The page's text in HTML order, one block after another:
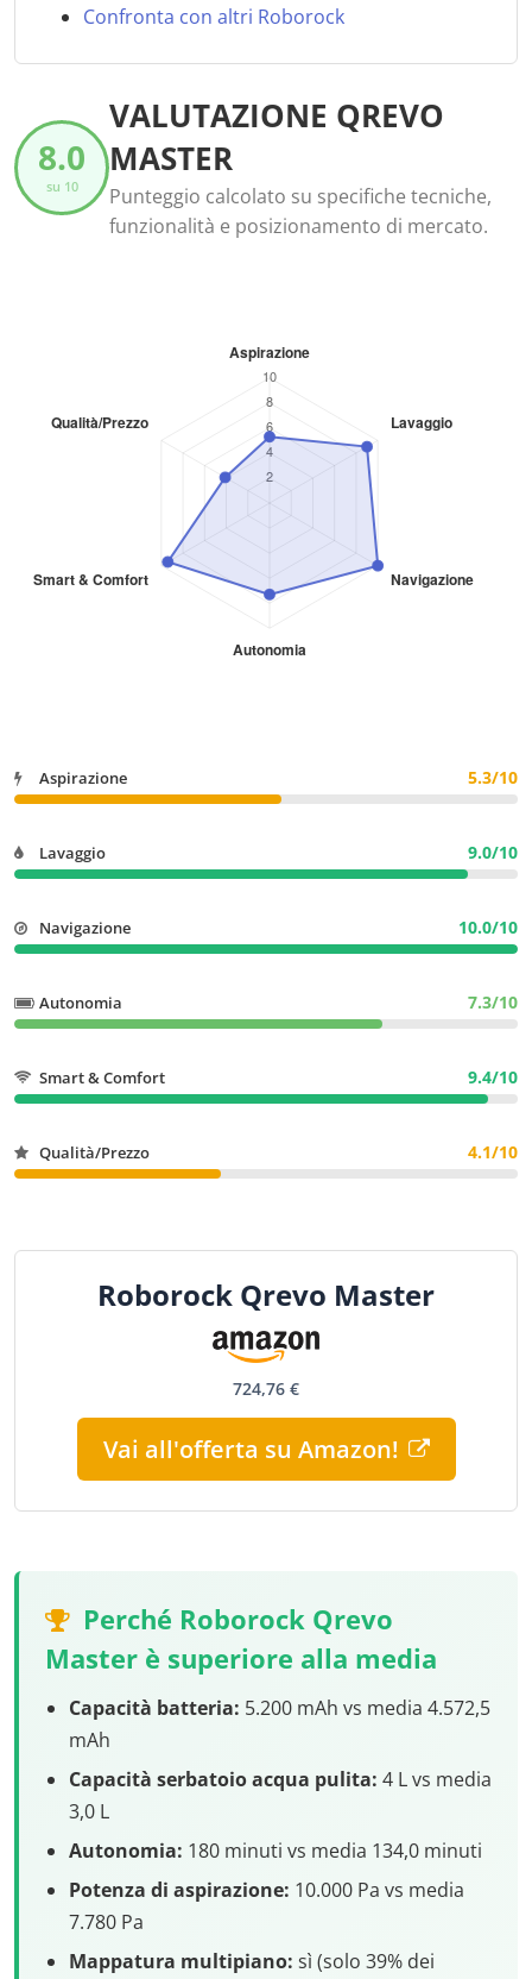
Confronta con altri Roborock
8.0
su 10
VALUTAZIONE QREVO
MASTER
Punteggio calcolato su specifiche tecniche,
funzionalità e posizionamento di mercato.
Aspirazione 5.3/10
Lavaggio 9.0/10
Navigazione 10.0/10
Autonomia 7.3/10
Smart & Comfort 9.4/10
Qualità/Prezzo 4.1/10
Roborock Qrevo Master
724,76 €
Vai all'offerta su Amazon!
Perché Roborock Qrevo
Master è superiore alla media
Capacità batteria: 5.200 mAh vs media 4.572,5
mAh
Capacità serbatoio acqua pulita: 4 L vs media
3,0 L
Autonomia: 180 minuti vs media 134,0 minuti
Potenza di aspirazione: 10.000 Pa vs media
7.780 Pa
Mappatura multipiano: sì (solo 39% dei